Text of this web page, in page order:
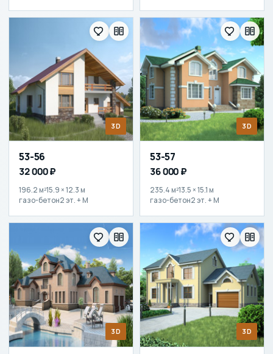
3D
53-56
32 000 ₽
196.2 м²15.9 × 12.3 м
газо-бетон2 эт. + М
3D
53-57
36 000 ₽
235.4 м²13.5 × 15.1 м
газо-бетон2 эт. + М
3D 3D